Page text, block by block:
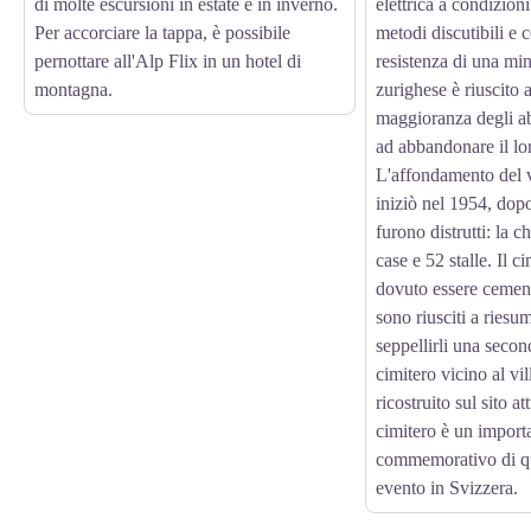
di molte escursioni in estate e in inverno.
Per accorciare la tappa, è possibile
pernottare all'Alp Flix in un hotel di
montagna.
elettrica a
metodi discutibili e
resistenza di una
zurighese è riuscito
maggioranza degli
ad abbandonare il
L'affondamento del
iniziò nel 1954,
furono distrutti: la
case e 52 stalle. Il
dovuto essere
sono riusciti a
seppellirli una
cimitero vicino al
ricostruito sul sito
cimitero è un
commemorativo di
evento in Svizzera.